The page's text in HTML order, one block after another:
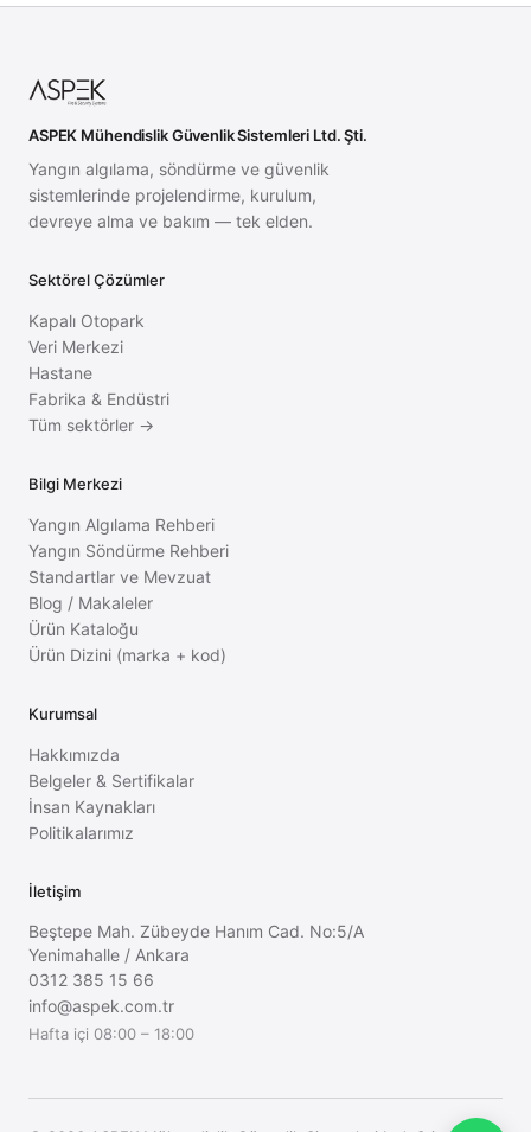
ASPEK Mühendislik Güvenlik Sistemleri Ltd. Şti.
Yangın algılama, söndürme ve güvenlik
sistemlerinde projelendirme, kurulum,
devreye alma ve bakım — tek elden.
Sektörel Çözümler
Kapalı Otopark
Veri Merkezi
Hastane
Fabrika & Endüstri
Tüm sektörler →
Bilgi Merkezi
Yangın Algılama Rehberi
Yangın Söndürme Rehberi
Standartlar ve Mevzuat
Blog / Makaleler
Ürün Kataloğu
Ürün Dizini (marka + kod)
Kurumsal
Hakkımızda
Belgeler & Sertifikalar
İnsan Kaynakları
Politikalarımız
İletişim
Beştepe Mah. Zübeyde Hanım Cad. No:5/A
Yenimahalle / Ankara
0312 385 15 66
info@aspek.com.tr
Hafta içi 08:00 – 18:00